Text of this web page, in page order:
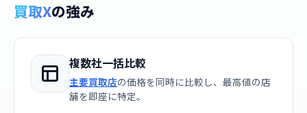
買取Xの強み
複数社一括比較
主要買取店の価格を同時に比較し、最高値の店
舗を即座に特定。